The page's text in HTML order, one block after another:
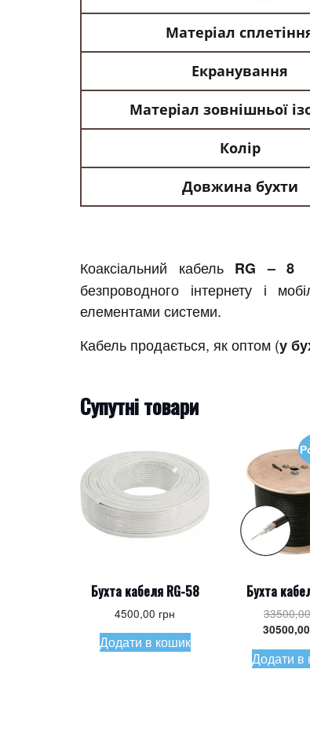
Матеріал
Екранування
Матеріал зовнішньої
Колір
Довжина бухти
Коаксіальний кабель RG – 8
безпроводного інтернету і
елементами системи.
Кабель продається, як оптом (у
Супутні товари
Бухта кабеля RG-58
4500,00 грн
Додати в кошик
Бухта
30500,00
Додати в